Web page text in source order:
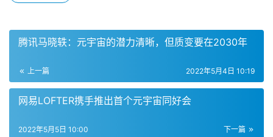
腾讯马晓轶：元宇宙的潜力清晰，但质变要在2030年
上一篇 2022年5月4日 10:19
网易LOFTER携手推出首个元宇宙同好会
下一篇
2022年5月5日 10:00